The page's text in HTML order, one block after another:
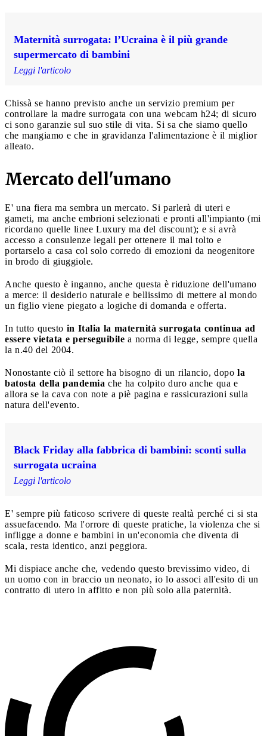
Maternità surrogata: l’Ucraina è il più grande
supermercato di bambini
Leggi l'articolo
Chissà se hanno previsto anche un servizio premium per
controllare la madre surrogata con una webcam h24; di sicuro
ci sono garanzie sul suo stile di vita. Si sa che siamo quello
che mangiamo e che in gravidanza l'alimentazione è il miglior
alleato.
Mercato dell'umano
E' una fiera ma sembra un mercato. Si parlerà di uteri e
gameti, ma anche embrioni selezionati e pronti all'impianto (mi
ricordano quelle linee Luxury ma del discount); e si avrà
accesso a consulenze legali per ottenere il mal tolto e
portarselo a casa col solo corredo di emozioni da neogenitore
in brodo di giuggiole.
Anche questo è inganno, anche questa è riduzione dell'umano
a merce: il desiderio naturale e bellissimo di mettere al mondo
un figlio viene piegato a logiche di domanda e offerta.
In tutto questo in Italia la maternità surrogata continua ad
essere vietata e perseguibile a norma di legge, sempre quella
la n.40 del 2004.
Nonostante ciò il settore ha bisogno di un rilancio, dopo la
batosta della pandemia che ha colpito duro anche qua e
allora se la cava con note a piè pagina e rassicurazioni sulla
natura dell'evento.
Black Friday alla fabbrica di bambini: sconti sulla
surrogata ucraina
Leggi l'articolo
E' sempre più faticoso scrivere di queste realtà perché ci si sta
assuefacendo. Ma l'orrore di queste pratiche, la violenza che si
infligge a donne e bambini in un'economia che diventa di
scala, resta identico, anzi peggiora.
Mi dispiace anche che, vedendo questo brevissimo video, di
un uomo con in braccio un neonato, io lo associ all'esito di un
contratto di utero in affitto e non più solo alla paternità.